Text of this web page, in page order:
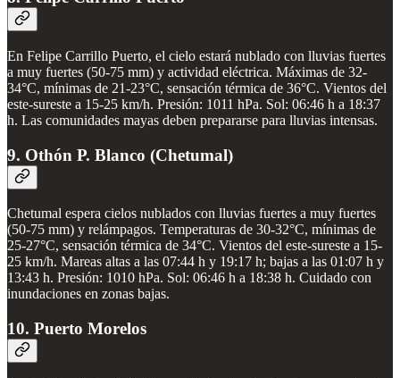
En Felipe Carrillo Puerto, el cielo estará nublado con lluvias fuertes
a muy fuertes (50-75 mm) y actividad eléctrica. Máximas de 32-
34°C, mínimas de 21-23°C, sensación térmica de 36°C. Vientos del
este-sureste a 15-25 km/h. Presión: 1011 hPa. Sol: 06:46 h a 18:37
h. Las comunidades mayas deben prepararse para lluvias intensas.
9. Othón P. Blanco (Chetumal)
Chetumal espera cielos nublados con lluvias fuertes a muy fuertes
(50-75 mm) y relámpagos. Temperaturas de 30-32°C, mínimas de
25-27°C, sensación térmica de 34°C. Vientos del este-sureste a 15-
25 km/h. Mareas altas a las 07:44 h y 19:17 h; bajas a las 01:07 h y
13:43 h. Presión: 1010 hPa. Sol: 06:46 h a 18:38 h. Cuidado con
inundaciones en zonas bajas.
10. Puerto Morelos